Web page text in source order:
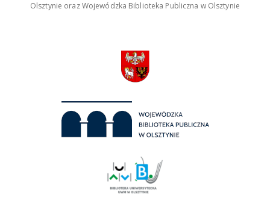
Olsztynie oraz Wojewódzka Biblioteka Publiczna w Olsztynie